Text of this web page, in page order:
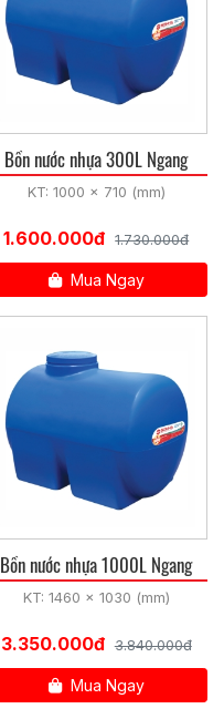
Bồn nước nhựa 300L Ngang
KT: 1000 x 710 (mm)
1.600.000đ 1.730.000đ
Mua Ngay
Bồn nước nhựa 1000L Ngang
KT: 1460 x 1030 (mm)
3.350.000đ 3.840.000đ
Mua Ngay